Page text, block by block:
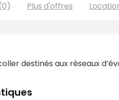
Plus d'offres
destinés aux réseaux